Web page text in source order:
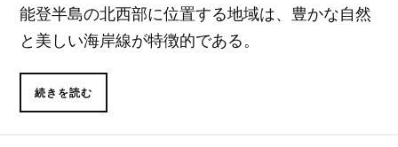
能登半島の北西部に位置する地域は、豊かな自然
と美しい海岸線が特徴的である。
続きを読む